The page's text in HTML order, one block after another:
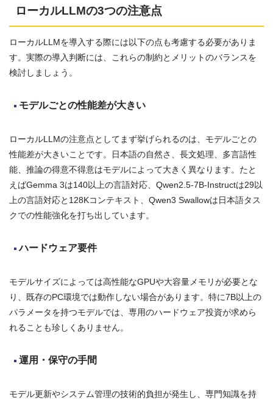
ローカルLLMの3つの注意点
ローカルLLMを導入する際には以下の点も考慮する必要がありま
す。実際の導入判断には、これらの制約とメリットのバランスを
検討しましょう。
モデルごとの性能差が大きい
ローカルLLMの注意点としてまず挙げられるのは、モデルごとの
性能差が大きいことです。日本語の自然さ、長文処理、多言語性
能、推論の得意不得意はモデルによって大きく異なります。たと
えばGemma 3は140以上の言語対応、Qwen2.5-7B-Instructは29以
上の言語対応と128Kコンテキスト、Qwen3 Swallowは日本語タス
クでの性能強化を打ち出しています。
ハードウェア要件
モデルサイズによっては高性能なGPUや大容量メモリが必要とな
り、既存のPC環境では動作しない場合があります。特に7B以上の
パラメータを持つモデルでは、専用のハードウェア投資が求めら
れることも珍しくありません。
運用・保守の手間
モデル更新やシステム管理の技術的負担が発生し、専門知識を持